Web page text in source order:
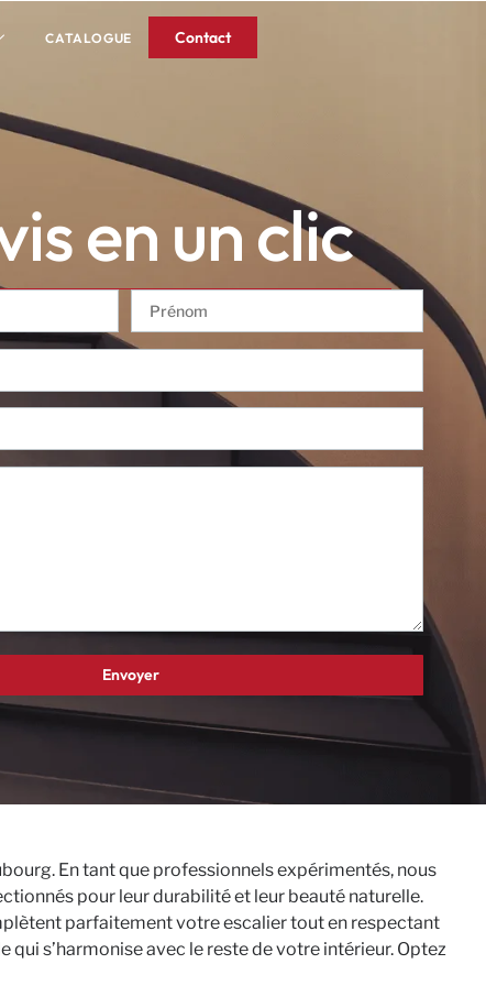
CATALOGUE Contact
en un clic
En tant que professionnels expérimentés, nous
pour leur durabilité et leur beauté naturelle.
parfaitement votre escalier tout en respectant
s’harmonise avec le reste de votre intérieur. Optez